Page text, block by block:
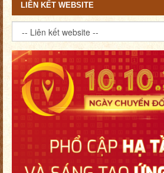
LIÊN KẾT WEBSITE